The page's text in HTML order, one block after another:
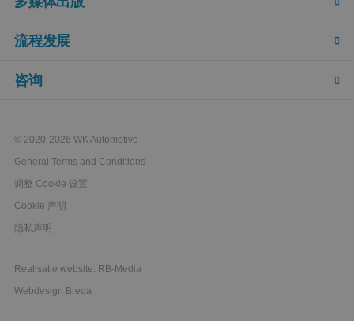
流程发展
咨询
© 2020-2026 WK Automotive
General Terms and Conditions
调整 Cookie 设置
Cookie 声明
隐私声明
Realisatie website: RB-Media
Webdesign Breda